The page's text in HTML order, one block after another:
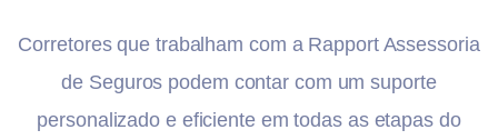
Corretores que trabalham com a Rapport Assessoria
de Seguros podem contar com um suporte
personalizado e eficiente em todas as etapas do